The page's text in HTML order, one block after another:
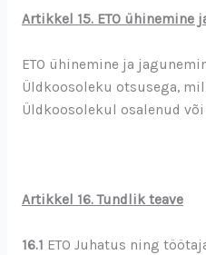
Artikkel 15. ETO ühinemine
ETO ühinemine ja
Üldkoosoleku otsusega,
Üldkoosolekul osalenud
Artikkel 16. Tundlik teave
16.1 ETO Juhatus ning